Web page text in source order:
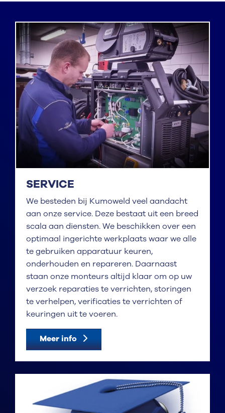
SERVICE
We besteden bij Kumoweld veel aandacht
aan onze service. Deze bestaat uit een breed
scala aan diensten. We beschikken over een
optimaal ingerichte werkplaats waar we alle
te gebruiken apparatuur keuren,
onderhouden en repareren. Daarnaast
staan onze monteurs altijd klaar om op uw
verzoek reparaties te verrichten, storingen
te verhelpen, verificaties te verrichten of
keuringen uit te voeren.
Meer info